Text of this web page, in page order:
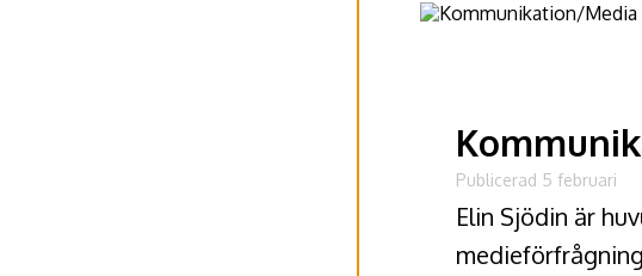
Publicerad 5 februari
Elin Sjödin är